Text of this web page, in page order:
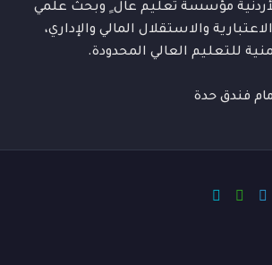
مؤسسة تعليم عال ٍ وبحث علمي
والاستقلال المالي والإداري،
للتعليم العالي المحدودة.
فندق حدة